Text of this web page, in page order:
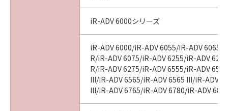
iR-ADV 6000シリーズ
iR-ADV 6000/iR-ADV 6055/iR-ADV 6065/
R/iR-ADV 6075/iR-ADV 6255/iR-ADV
R/iR-ADV 6275/iR-ADV 6555/iR-ADV
III/iR-ADV 6565/iR-ADV 6565 III/iR-ADV
III/iR-ADV 6765/iR-ADV 6780/iR-ADV